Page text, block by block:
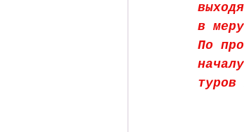
в
По
туров